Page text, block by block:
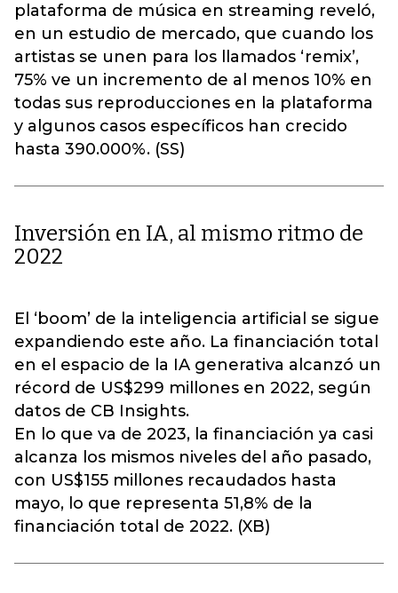
plataforma de música en streaming reveló,
en un estudio de mercado, que cuando los
artistas se unen para los llamados ‘remix’,
75% ve un incremento de al menos 10% en
todas sus reproducciones en la plataforma
y algunos casos específicos han crecido
hasta 390.000%. (SS)
Inversión en IA, al mismo ritmo de
2022
El ‘boom’ de la inteligencia artificial se sigue
expandiendo este año. La financiación total
en el espacio de la IA generativa alcanzó un
récord de US$299 millones en 2022, según
datos de CB Insights.
En lo que va de 2023, la financiación ya casi
alcanza los mismos niveles del año pasado,
con US$155 millones recaudados hasta
mayo, lo que representa 51,8% de la
financiación total de 2022. (XB)